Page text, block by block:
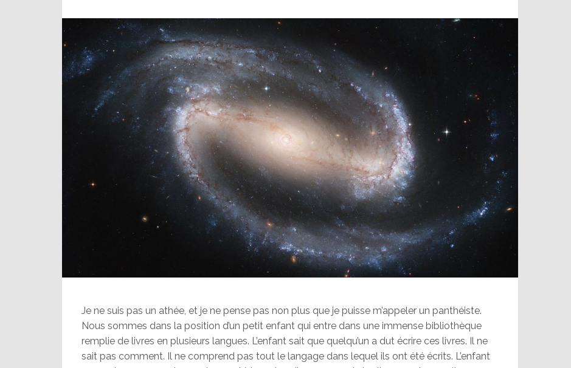
Je ne suis pas un athée, et je ne pense pas non plus que je puisse m’appeler un panthéiste.
Nous sommes dans la position d’un petit enfant qui entre dans une immense bibliothèque
remplie de livres en plusieurs langues. L’enfant sait que quelqu’un a dut écrire ces livres. Il ne
sait pas comment. Il ne comprend pas tout le langage dans lequel ils ont été écrits. L’enfant